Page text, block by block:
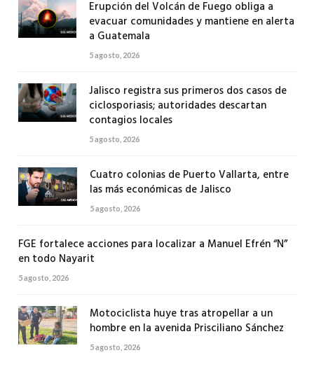
Erupción del Volcán de Fuego obliga a
evacuar comunidades y mantiene en alerta
a Guatemala
5 agosto, 2026
Jalisco registra sus primeros dos casos de
ciclosporiasis; autoridades descartan
contagios locales
5 agosto, 2026
Cuatro colonias de Puerto Vallarta, entre
las más económicas de Jalisco
5 agosto, 2026
FGE fortalece acciones para localizar a Manuel Efrén “N”
en todo Nayarit
5 agosto, 2026
Motociclista huye tras atropellar a un
hombre en la avenida Prisciliano Sánchez
5 agosto, 2026